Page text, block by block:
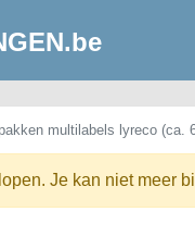
multilabels lyreco (ca.
Je kan niet meer